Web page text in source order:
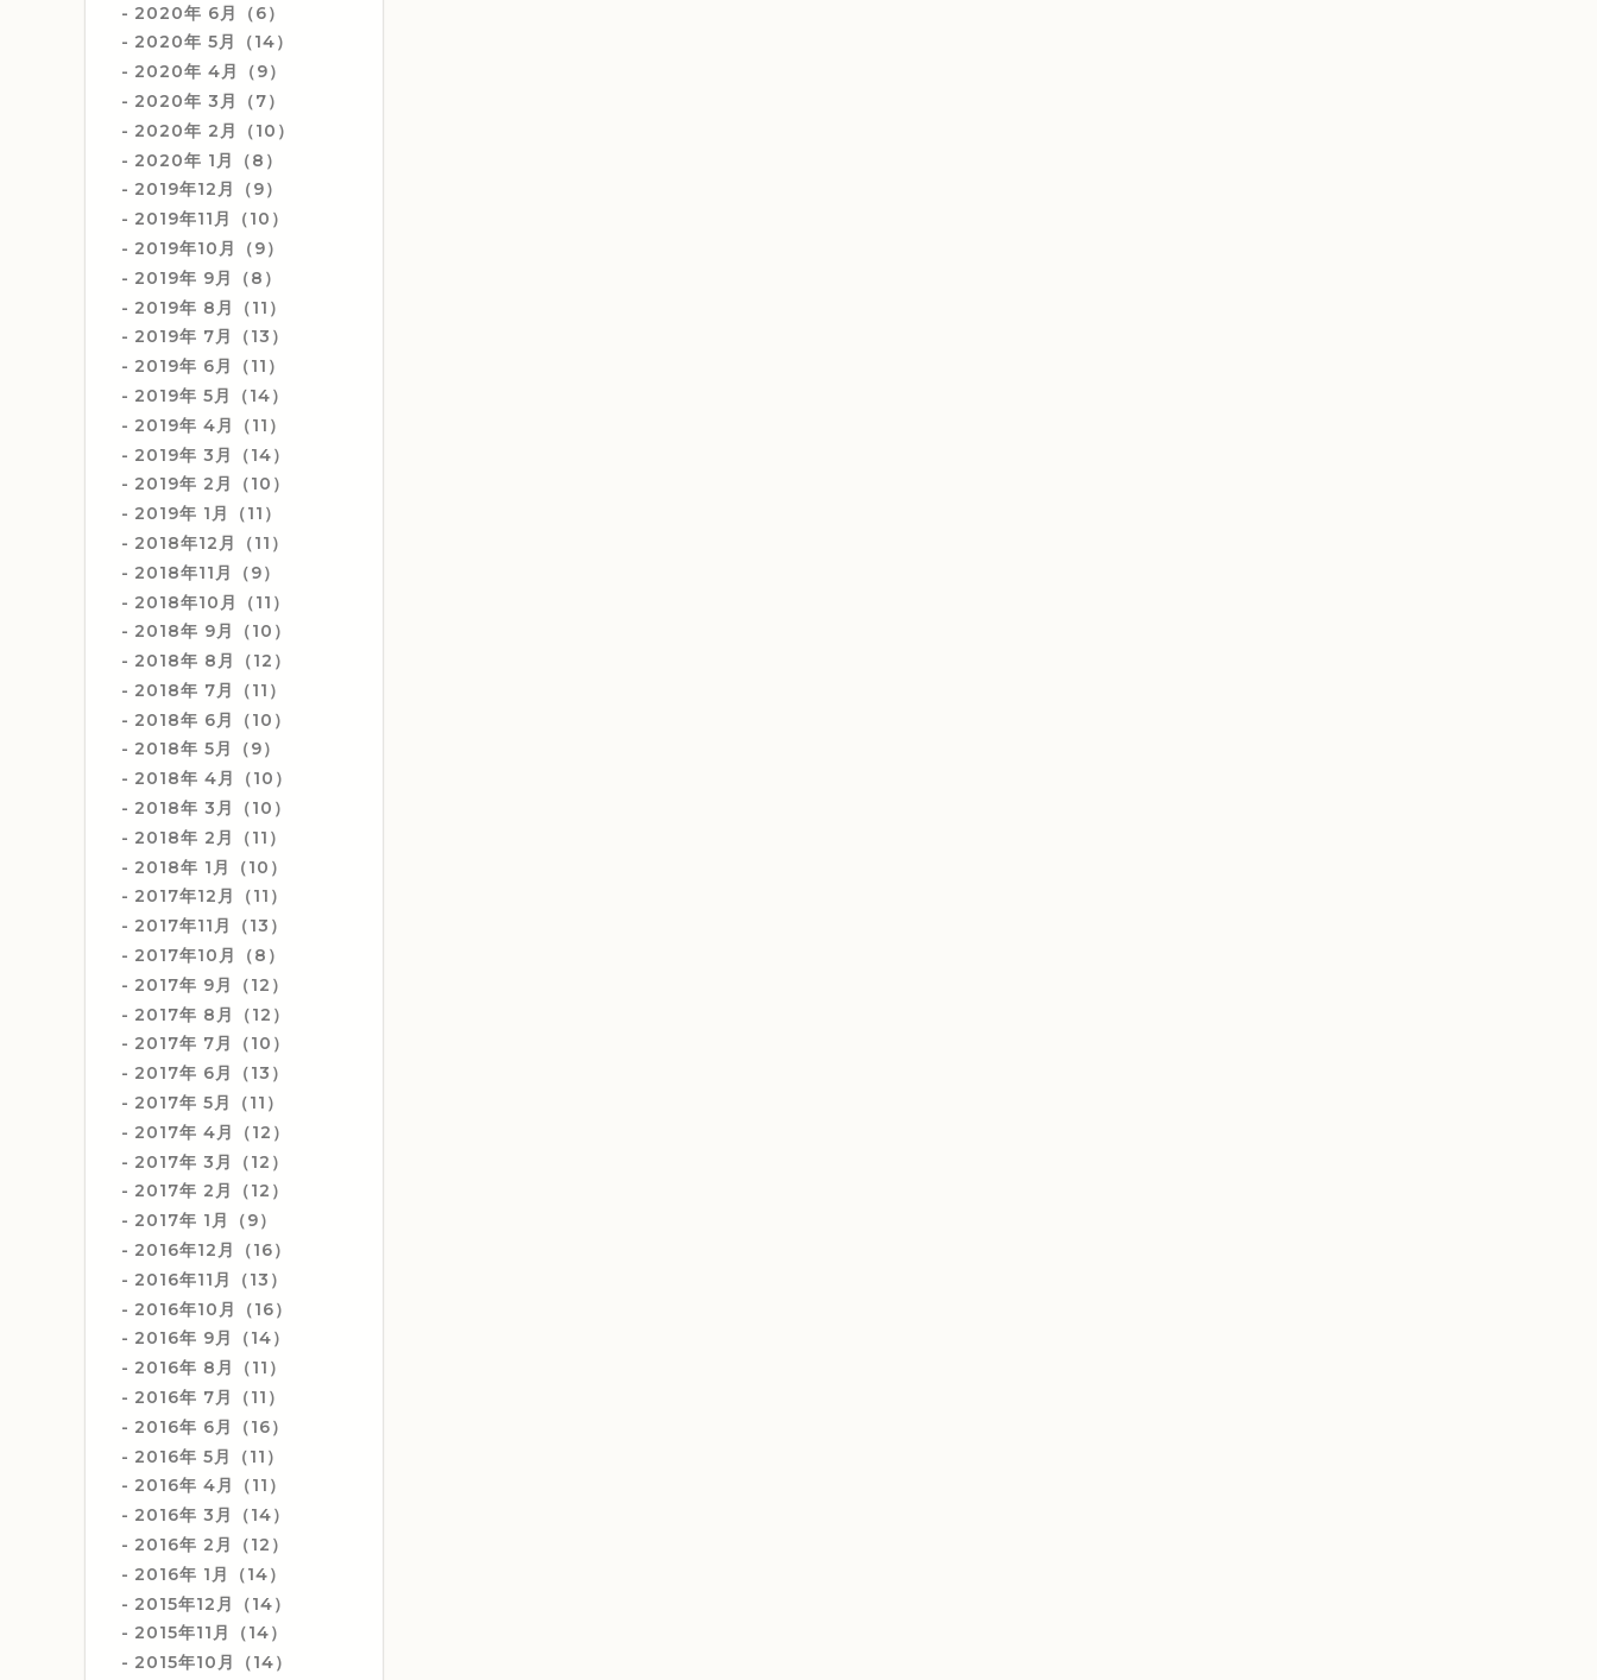
2020年 6月（6）
2020年 5月（14）
2020年 4月（9）
2020年 3月（7）
2020年 2月（10）
2020年 1月（8）
2019年12月（9）
2019年11月（10）
2019年10月（9）
2019年 9月（8）
2019年 8月（11）
2019年 7月（13）
2019年 6月（11）
2019年 5月（14）
2019年 4月（11）
2019年 3月（14）
2019年 2月（10）
2019年 1月（11）
2018年12月（11）
2018年11月（9）
2018年10月（11）
2018年 9月（10）
2018年 8月（12）
2018年 7月（11）
2018年 6月（10）
2018年 5月（9）
2018年 4月（10）
2018年 3月（10）
2018年 2月（11）
2018年 1月（10）
2017年12月（11）
2017年11月（13）
2017年10月（8）
2017年 9月（12）
2017年 8月（12）
2017年 7月（10）
2017年 6月（13）
2017年 5月（11）
2017年 4月（12）
2017年 3月（12）
2017年 2月（12）
2017年 1月（9）
2016年12月（16）
2016年11月（13）
2016年10月（16）
2016年 9月（14）
2016年 8月（11）
2016年 7月（11）
2016年 6月（16）
2016年 5月（11）
2016年 4月（11）
2016年 3月（14）
2016年 2月（12）
2016年 1月（14）
2015年12月（14）
2015年11月（14）
2015年10月（14）